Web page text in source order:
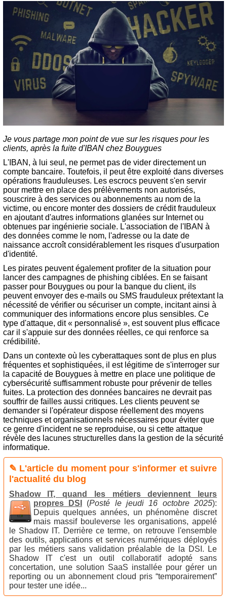
Je vous partage mon point de vue sur les risques pour les
clients, après la fuite d'IBAN chez Bouygues
L'IBAN, à lui seul, ne permet pas de vider directement un
compte bancaire. Toutefois, il peut être exploité dans diverses
opérations frauduleuses. Les escrocs peuvent s'en servir
pour mettre en place des prélèvements non autorisés,
souscrire à des services ou abonnements au nom de la
victime, ou encore monter des dossiers de crédit frauduleux
en ajoutant d'autres informations glanées sur Internet ou
obtenues par ingénierie sociale. L'association de l'IBAN à
des données comme le nom, l'adresse ou la date de
naissance accroît considérablement les risques d'usurpation
d'identité.
Les pirates peuvent également profiter de la situation pour
lancer des campagnes de phishing ciblées. En se faisant
passer pour Bouygues ou pour la banque du client, ils
peuvent envoyer des e-mails ou SMS frauduleux prétextant la
nécessité de vérifier ou sécuriser un compte, incitant ainsi à
communiquer des informations encore plus sensibles. Ce
type d'attaque, dit « personnalisé », est souvent plus efficace
car il s'appuie sur des données réelles, ce qui renforce sa
crédibilité.
Dans un contexte où les cyberattaques sont de plus en plus
fréquentes et sophistiquées, il est légitime de s'interroger sur
la capacité de Bouygues à mettre en place une politique de
cybersécurité suffisamment robuste pour prévenir de telles
fuites. La protection des données bancaires ne devrait pas
souffrir de failles aussi critiques. Les clients peuvent se
demander si l'opérateur dispose réellement des moyens
techniques et organisationnels nécessaires pour éviter que
ce genre d'incident ne se reproduise, ou si cette attaque
révèle des lacunes structurelles dans la gestion de la sécurité
informatique.
✎ L'article du moment pour s'informer et suivre
l'actualité du blog
Shadow IT, quand les métiers deviennent leurs
propres DSI
(Posté le jeudi 16 octobre 2025):
Depuis quelques années, un phénomène discret
mais massif bouleverse les organisations, appelé
le Shadow IT. Derrière ce terme, on retrouve l'ensemble
des outils, applications et services numériques déployés
par les métiers sans validation préalable de la DSI. Le
Shadow IT c'est un outil collaboratif adopté sans
concertation, une solution SaaS installée pour gérer un
reporting ou un abonnement cloud pris “temporairement”
pour tester une idée...